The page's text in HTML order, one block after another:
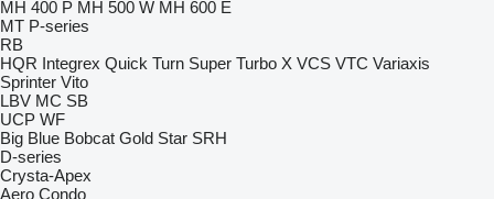
MH 400 P MH 500 W MH 600 E
MT P-series
RB
HQR Integrex Quick Turn Super Turbo X VCS VTC Variaxis
Sprinter Vito
LBV MC SB
UCP WF
Big Blue Bobcat Gold Star SRH
D-series
Crysta-Apex
Aero Condo